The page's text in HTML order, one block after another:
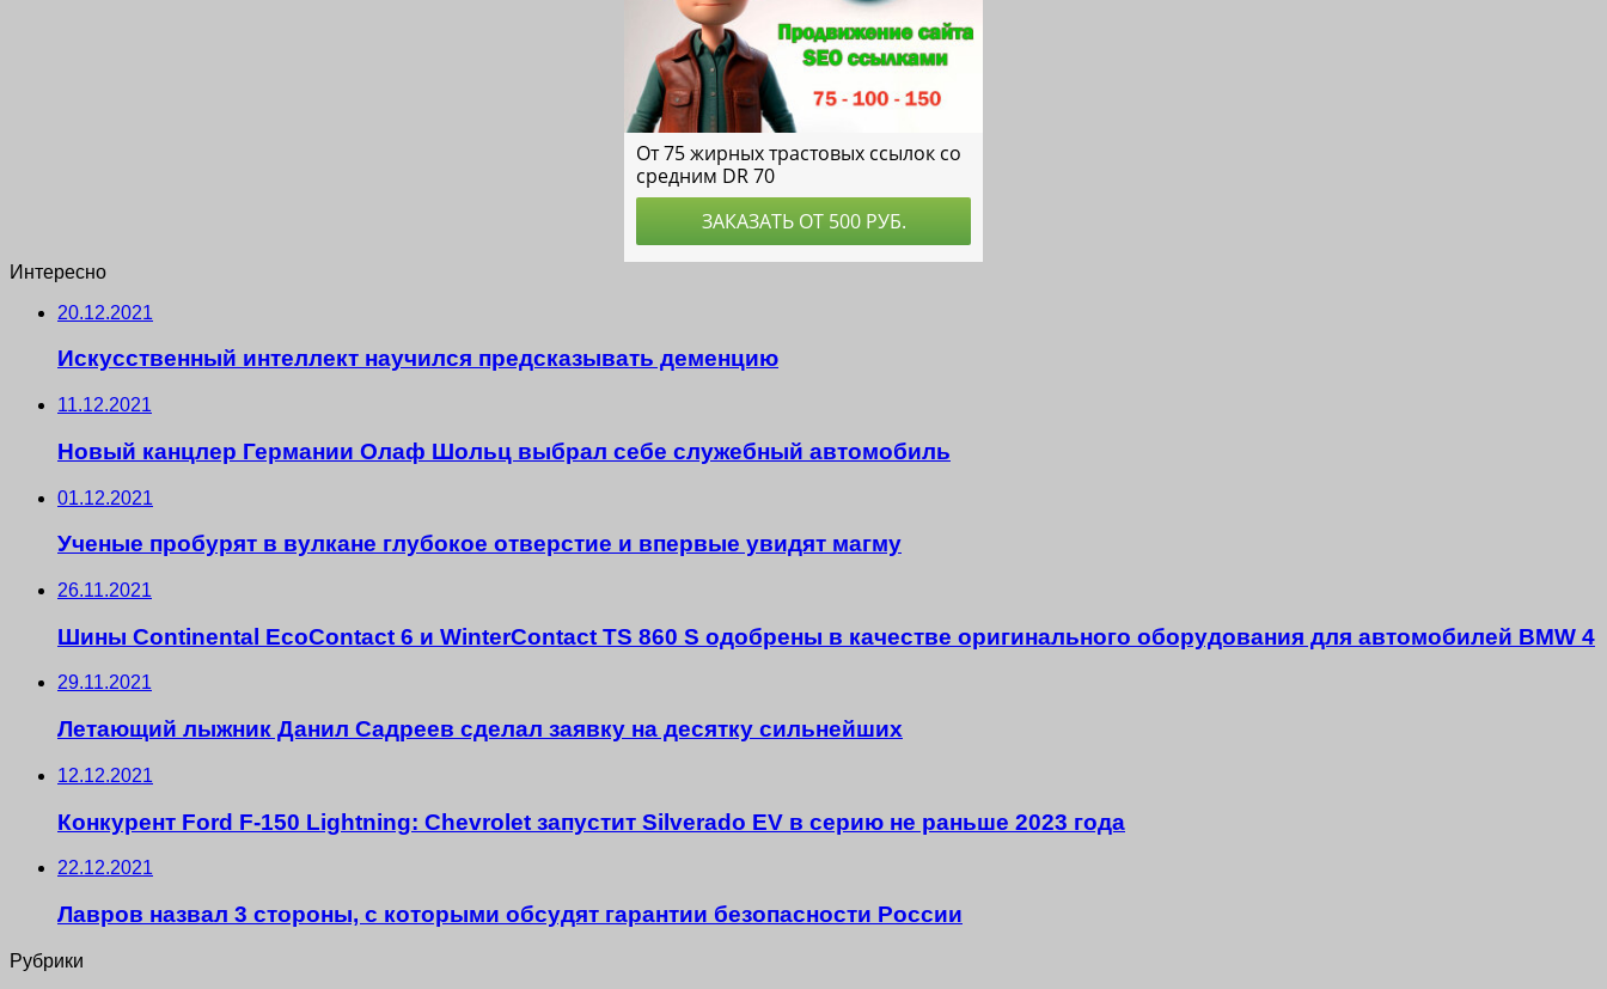
Интересно
20.12.2021
Искусственный интеллект научился предсказывать деменцию
11.12.2021
Новый канцлер Германии Олаф Шольц выбрал себе служебный автомобиль
01.12.2021
Ученые пробурят в вулкане глубокое отверстие и впервые увидят магму
26.11.2021
Шины Continental EcoContact 6 и WinterContact TS 860 S одобрены в качестве оригинального оборудования для автомобилей BMW 4
29.11.2021
Летающий лыжник Данил Садреев сделал заявку на десятку сильнейших
12.12.2021
Конкурент Ford F-150 Lightning: Chevrolet запустит Silverado EV в серию не раньше 2023 года
22.12.2021
Лавров назвал 3 стороны, с которыми обсудят гарантии безопасности России
Рубрики